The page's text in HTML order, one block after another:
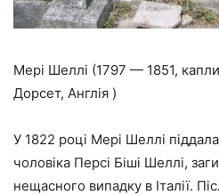
Мері Шеллі (1797 — 1851,
Дорсет, Англія )
У 1822 році Мері Шеллі
чоловіка Персі Біші Шеллі,
нещасного випадку в Італії.